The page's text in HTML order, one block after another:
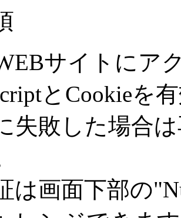
サイトにア
とCookieを
失敗した場合
は画面下部の